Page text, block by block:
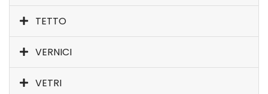
TETTO
VERNICI
VETRI